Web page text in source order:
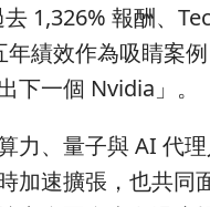
1,326% 報酬、
年績效作為吸睛案
下一個 Nvidia」。
力、量子與 AI 代
加速擴張，也共同